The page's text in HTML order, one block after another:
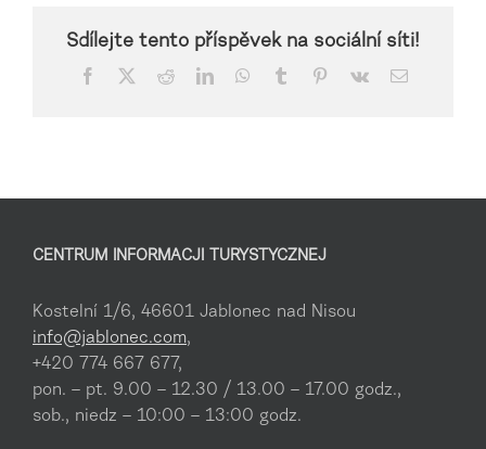
Sdílejte tento příspěvek na sociální síti!
Facebook RedditLinkedInWhatsApp
Tumblr Pinterest
Vk Email
CENTRUM INFORMACJI TURYSTYCZNEJ
Kostelní 1/6, 46601 Jablonec nad Nisou
info@jablonec.com,
+420 774 667 677,
pon. – pt. 9.00 – 12.30 / 13.00 – 17.00 godz.,
sob., niedz – 10:00 – 13:00 godz.